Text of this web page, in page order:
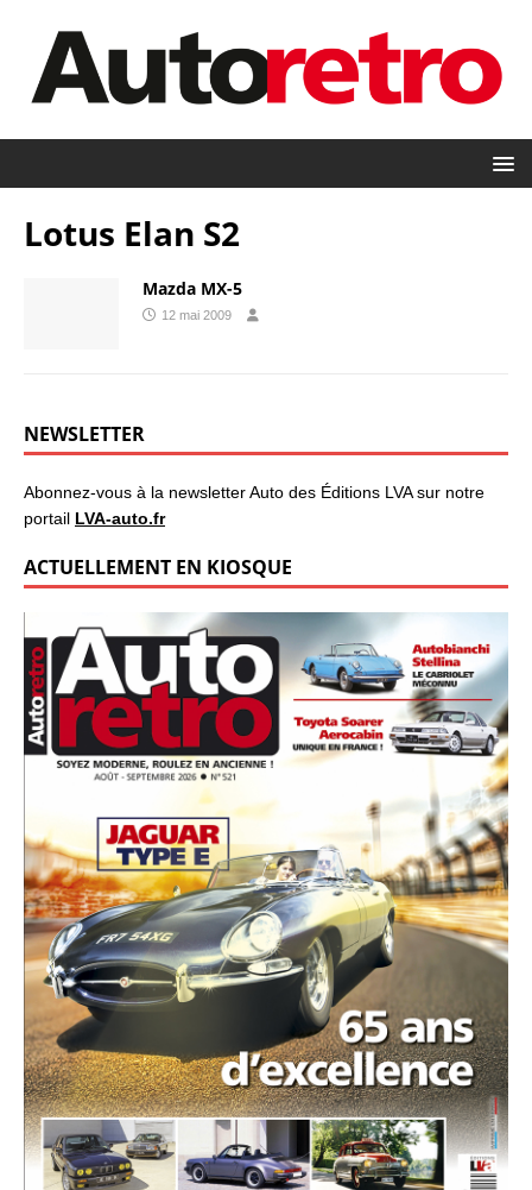
Lotus Elan S2
Mazda MX-5
12 mai 2009
NEWSLETTER
Abonnez-vous à la newsletter Auto des Éditions LVA sur notre
portail LVA-auto.fr
ACTUELLEMENT EN KIOSQUE